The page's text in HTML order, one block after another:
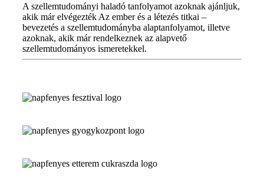
A szellemtudományi haladó tanfolyamot azoknak ajánljuk,
akik már elvégezték Az ember és a létezés titkai –
bevezetés a szellemtudományba alaptanfolyamot, illetve
azoknak, akik már rendelkeznek az alapvető
szellemtudományos ismeretekkel.